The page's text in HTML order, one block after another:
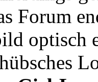
Forum
optisch